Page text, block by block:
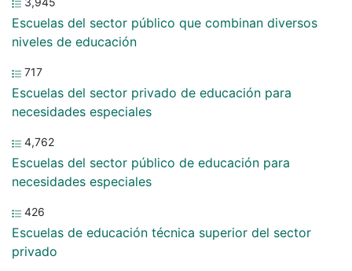
Escuelas del sector público que combinan diversos
niveles de educación
717
Escuelas del sector privado de educación para
necesidades especiales
4,762
Escuelas del sector público de educación para
necesidades especiales
426
Escuelas de educación técnica superior del sector
privado